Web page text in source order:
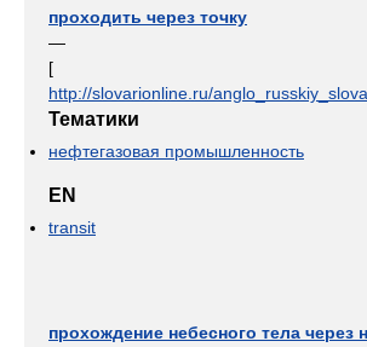
проходить через точку
—
[
http://slovarionline.ru/
Тематики
нефтегазовая промышленность
EN
transit
прохождение небесного тела через